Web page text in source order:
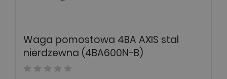
Waga pomostowa 4BA AXIS stal
nierdzewna (4BA600N-B)